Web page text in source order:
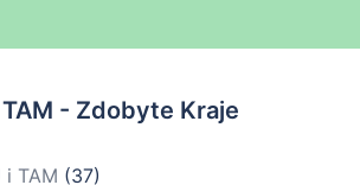
- Zdobyte Kraje
i TAM (37)